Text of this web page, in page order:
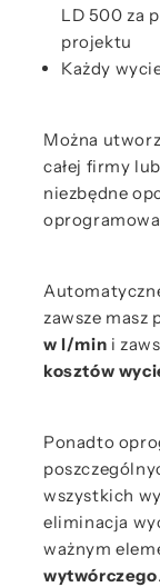
LD 500 za
projektu
Każdy
Można
całej firmy
niezbędne
zawsze masz
w l/min i
kosztów
Ponadto
wszystkich
eliminacja
ważnym
wytwórczego.